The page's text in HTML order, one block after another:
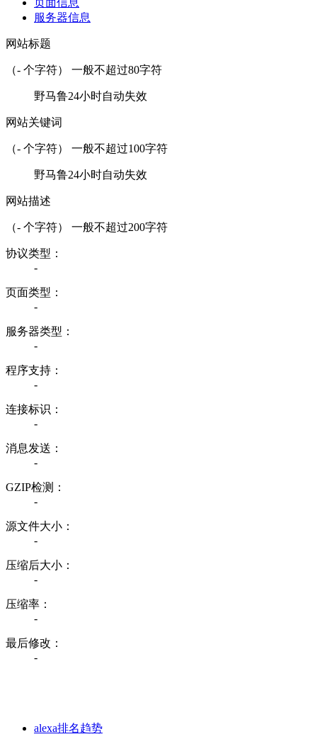
服务器信息
网站标题
（- 个字符） 一般不超过80字符
野马鲁24小时自动失效
网站关键词
（- 个字符） 一般不超过100字符
野马鲁24小时自动失效
网站描述
（- 个字符） 一般不超过200字符
协议类型：
-
页面类型：
-
服务器类型：
-
程序支持：
-
连接标识：
-
消息发送：
-
GZIP检测：
-
源文件大小：
-
压缩后大小：
-
压缩率：
-
最后修改：
-
alexa排名趋势